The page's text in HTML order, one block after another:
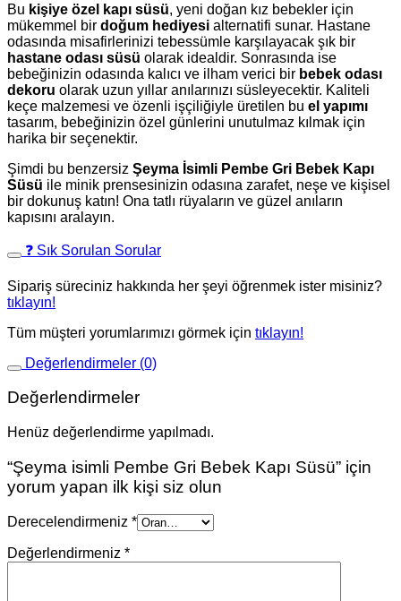
Bu kişiye özel kapı süsü, yeni doğan kız bebekler için
mükemmel bir doğum hediyesi alternatifi sunar. Hastane
odasında misafirlerinizi tebessümle karşılayacak şık bir
hastane odası süsü olarak idealdir. Sonrasında ise
bebeğinizin odasında kalıcı ve ilham verici bir bebek odası
dekoru olarak uzun yıllar anılarınızı süsleyecektir. Kaliteli
keçe malzemesi ve özenli işçiliğiyle üretilen bu el yapımı
tasarım, bebeğinizin özel günlerini unutulmaz kılmak için
harika bir seçenektir.
Şimdi bu benzersiz Şeyma İsimli Pembe Gri Bebek Kapı
Süsü ile minik prensesinizin odasına zarafet, neşe ve kişisel
bir dokunuş katın! Ona tatlı rüyaların ve güzel anıların
kapısını aralayın.
❓ Sık Sorulan Sorular
Sipariş süreciniz hakkında her şeyi öğrenmek ister misiniz?
tıklayın!
Tüm müşteri yorumlarımızı görmek için tıklayın!
Değerlendirmeler (0)
Değerlendirmeler
Henüz değerlendirme yapılmadı.
“Şeyma isimli Pembe Gri Bebek Kapı Süsü” için
yorum yapan ilk kişi siz olun
Derecelendirmeniz *
Değerlendirmeniz *